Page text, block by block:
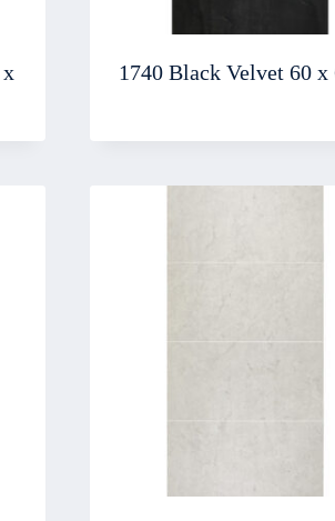
1740 Black Velvet 60 x